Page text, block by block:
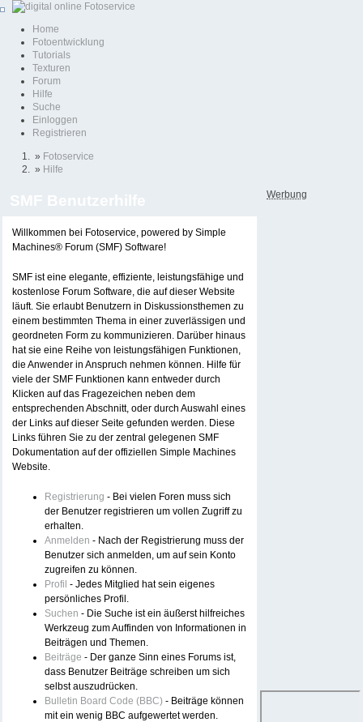
Home
Fotoentwicklung
Tutorials
Texturen
Forum
Hilfe
Suche
Einloggen
Registrieren
» Fotoservice
» Hilfe
Willkommen bei Fotoservice, powered by Simple
Machines® Forum (SMF) Software!
SMF ist eine elegante, effiziente, leistungsfähige und
kostenlose Forum Software, die auf dieser Website
läuft. Sie erlaubt Benutzern in Diskussionsthemen zu
einem bestimmten Thema in einer zuverlässigen und
geordneten Form zu kommunizieren. Darüber hinaus
hat sie eine Reihe von leistungsfähigen Funktionen,
die Anwender in Anspruch nehmen können. Hilfe für
viele der SMF Funktionen kann entweder durch
Klicken auf das Fragezeichen neben dem
entsprechenden Abschnitt, oder durch Auswahl eines
der Links auf dieser Seite gefunden werden. Diese
Links führen Sie zu der zentral gelegenen SMF
Dokumentation auf der offiziellen Simple Machines
Website.
Registrierung - Bei vielen Foren muss sich
der Benutzer registrieren um vollen Zugriff zu
erhalten.
Anmelden - Nach der Registrierung muss der
Benutzer sich anmelden, um auf sein Konto
zugreifen zu können.
Profil - Jedes Mitglied hat sein eigenes
persönliches Profil.
Suchen - Die Suche ist ein äußerst hilfreiches
Werkzeug zum Auffinden von Informationen in
Beiträgen und Themen.
Beiträge - Der ganze Sinn eines Forums ist,
dass Benutzer Beiträge schreiben um sich
selbst auszudrücken.
Bulletin Board Code (BBC) - Beiträge können
mit ein wenig BBC aufgewertet werden.
Werbung